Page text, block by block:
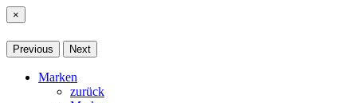
×
Previous Next
Marken
zurück